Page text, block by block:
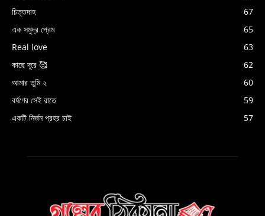
চিত্তদাহ
67
এক সমুদ্র প্রেম
65
Real love
63
কাছে দূরে 🥰
62
আমার তুমি ২
60
বর্ষণের সেই রাতে
59
একটি নির্জন প্রহর চাই
57